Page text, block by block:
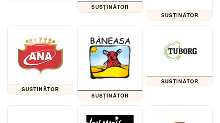
SUSȚINĂTOR
SUSȚINĂTOR
SUSȚINĂTOR
SUSȚINĂTOR
SUSȚINĂTOR